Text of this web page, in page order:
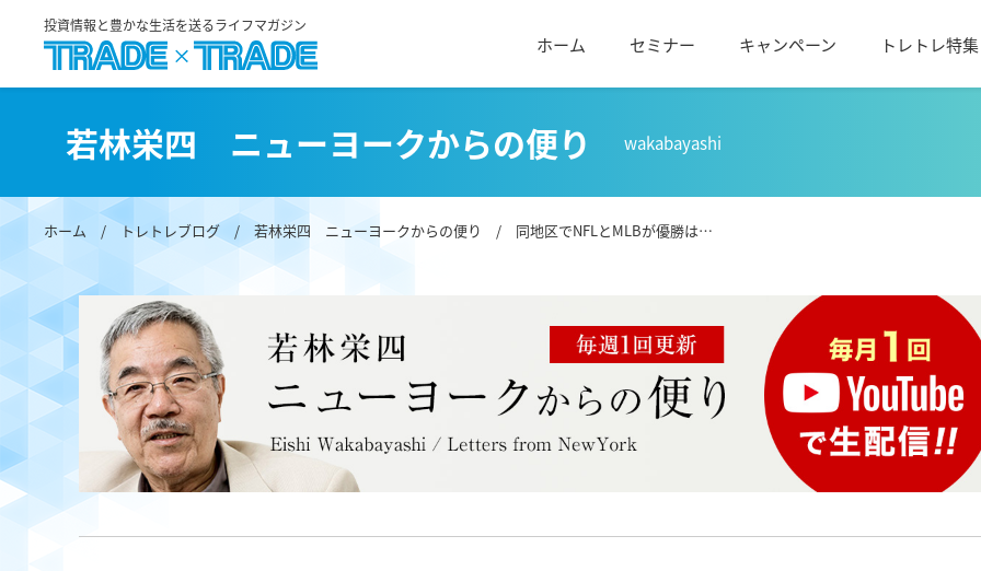
投資情報と豊かな生活を送るライフマガジン
ホーム セミナー キャンペーン トレトレ特集
若林栄四 ニューヨークからの便り wakabayashi
ホーム /トレトレブログ / 若林栄四 ニューヨークからの便り / 同地区でNFLとMLBが優勝は…